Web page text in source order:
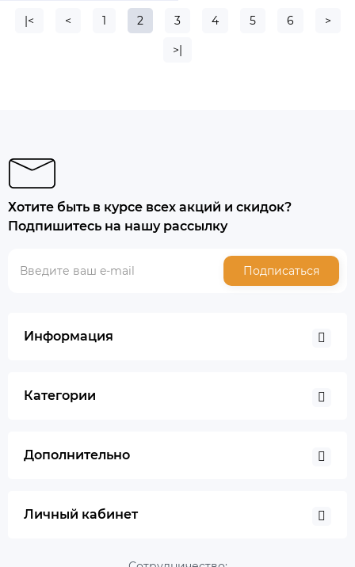
|< < 1 2 3 4 5 6 >
>|
Хотите быть в курсе всех акций и скидок?
Подпишитесь на нашу рассылку
Подписаться
Информация
Категории
Дополнительно
Личный кабинет